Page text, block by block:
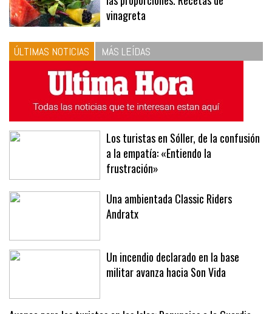
10La vinagreta perfecta: respeta
las proporciones. Recetas de
vinagreta
ÚLTIMAS NOTICIAS MÁS LEÍDAS
Los turistas en Sóller, de la confusión
a la empatía: «Entiendo la
frustración»
Una ambientada Classic Riders
Un incendio declarado en la base